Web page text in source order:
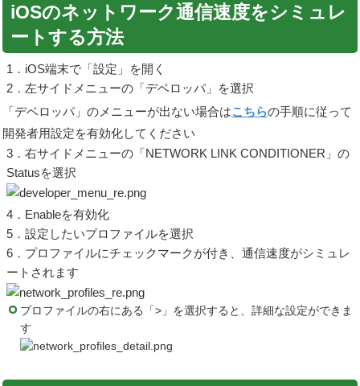
iOSのネットワーク通信速度をシミュレ
ートする方法
1．iOS端末で「設定」を開く
2．左サイドメニューの「デベロッパ」を選択
「デベロッパ」のメニューが出ない場合はこちらの手順に従って
開発者用設定を有効化してください
3．右サイドメニューの「NETWORK LINK CONDITIONER」の
Statusを選択
4．Enableを有効化
5．設定したいプロファイルを選択
6．プロファイルにチェックマークが付き、通信速度がシミュレ
ートされます
プロファイルの右にある「>」を選択すると、詳細な設定ができま
す